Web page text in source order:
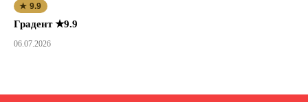
★ 9.9
Градент ★9.9
06.07.2026